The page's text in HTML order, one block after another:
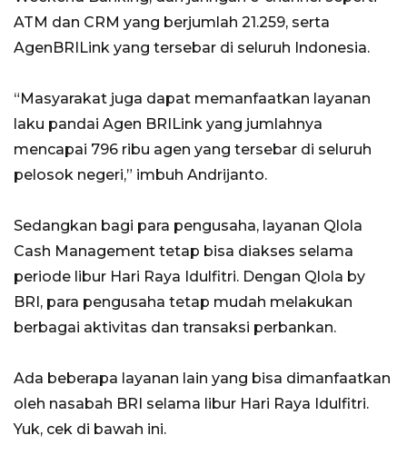
ATM dan CRM yang berjumlah 21.259, serta
AgenBRILink yang tersebar di seluruh Indonesia.
“Masyarakat juga dapat memanfaatkan layanan
laku pandai Agen BRILink yang jumlahnya
mencapai 796 ribu agen yang tersebar di seluruh
pelosok negeri,” imbuh Andrijanto.
Sedangkan bagi para pengusaha, layanan Qlola
Cash Management tetap bisa diakses selama
periode libur Hari Raya Idulfitri. Dengan Qlola by
BRI, para pengusaha tetap mudah melakukan
berbagai aktivitas dan transaksi perbankan.
Ada beberapa layanan lain yang bisa dimanfaatkan
oleh nasabah BRI selama libur Hari Raya Idulfitri.
Yuk, cek di bawah ini.